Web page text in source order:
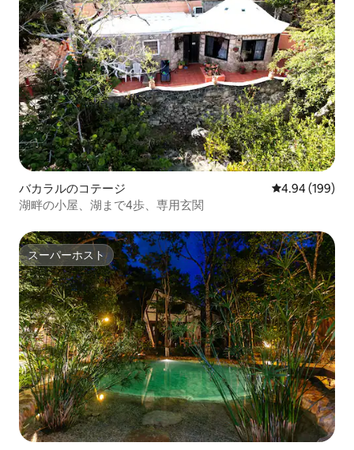
バカラルのコテージ レビュー199
4.94 (199)
湖畔の小屋、湖まで4歩、専用玄関
スーパーホスト
スーパーホスト